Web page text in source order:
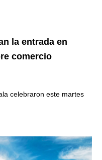
la entrada en
comercio
celebraron este martes